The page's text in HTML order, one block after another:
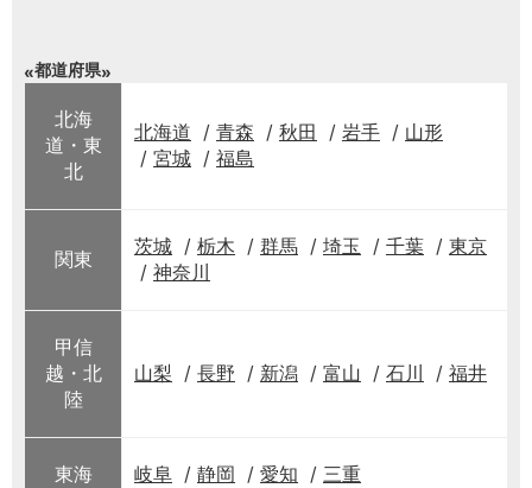
都道府県
北海
道・東
北
北海道 青森 秋田 岩手
山形
宮城
福島
関東
茨城 栃木 群馬 埼玉 千葉
東京
神奈川
甲信
越・北
陸
山梨 長野 新潟 富山 石川 福井
東海 岐阜 静岡 愛知 三重